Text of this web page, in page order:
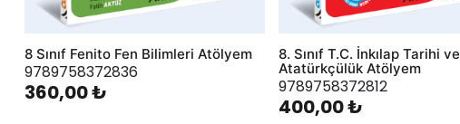
8 Sınıf Fenito Fen Bilimleri Atölyem
9789758372836
360,00 ₺
8. Sınıf T.C. İnkılap Tarihi ve
Atatürkçülük Atölyem
9789758372812
400,00 ₺